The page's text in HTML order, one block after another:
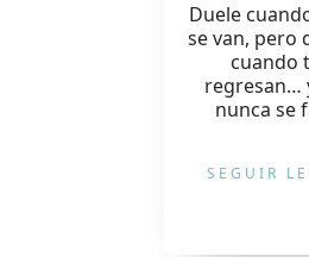
Duele
se van, pero
cuando
regresan…
nunca se
SEGUIR